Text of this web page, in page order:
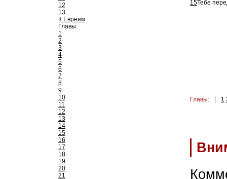
12
13
К Евреям
Главы:
1
2
3
4
5
6
7
8
9
10
11
12
13
14
15
16
17
18
19
20
21
15Тебе
Главы: 1